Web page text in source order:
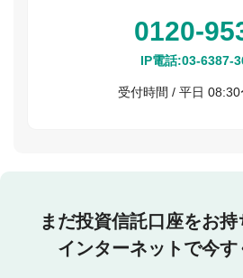
0120-
IP電話:03-6387-
受付時間 / 平日
まだ投資信託口座をお持
インターネットで今す